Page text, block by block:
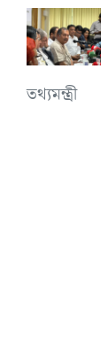
তথ্যমন্ত্রী